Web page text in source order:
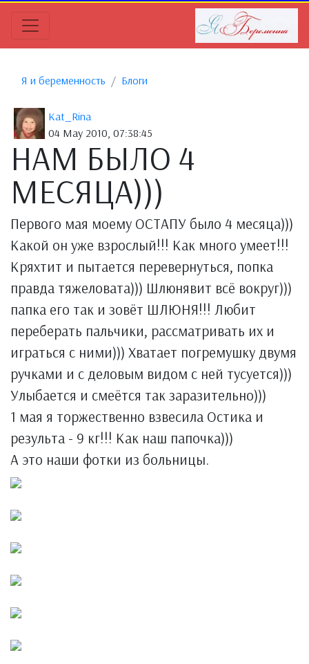
Я и беременность Блоги
Kat_Rina
04 May 2010, 07:38:45
НАМ БЫЛО 4
МЕСЯЦА)))
Первого мая моему ОСТАПУ было 4 месяца)))
Какой он уже взрослый!!! Как много умеет!!!
Кряхтит и пытается перевернуться, попка
правда тяжеловата))) Шлюнявит всё вокруг)))
папка его так и зовёт ШЛЮНЯ!!! Любит
переберать пальчики, рассматривать их и
играться с ними))) Хватает погремушку двумя
ручками и с деловым видом с ней тусуется)))
Улыбается и смеётся так заразительно)))
1 мая я торжественно взвесила Остика и
результа - 9 кг!!! Как наш папочка)))
А это наши фотки из больницы.